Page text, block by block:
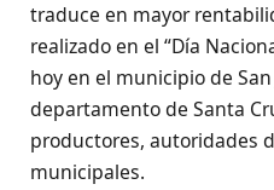
traduce en mayor
realizado en el “Día
hoy en el municipio de
departamento de Santa
productores, autoridades
municipales.